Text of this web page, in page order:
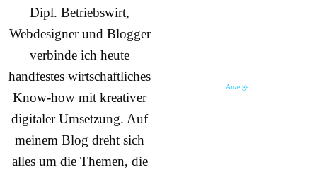
Dipl. Betriebswirt,
Webdesigner und Blogger
verbinde ich heute
handfestes wirtschaftliches
Know-how mit kreativer
digitaler Umsetzung. Auf
meinem Blog dreht sich
alles um die Themen, die
Anzeige